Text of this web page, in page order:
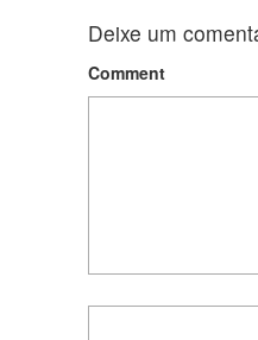
Deixe um
Comment